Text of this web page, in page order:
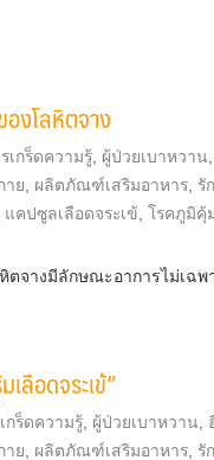
งโลหิตจาง
เกร็ดความรู้, ผู้ป่วยเบาหวาน
าย ผลิตภัณฑ์เสริมอาหาร, รั
แคปซูลเลือดจระเข้ โรคภูมิคุ้
ตจางมีลักษณะอาการไม่เฉพ
ลือดจระเข้”
กร็ดความรู้, ผู้ป่วยเบาหวาน
าย ผลิตภัณฑ์เสริมอาหาร, รั